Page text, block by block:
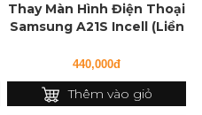
Thay Màn Hình Điện Thoại
Samsung A21S Incell (Liền
440,000đ
Thêm vào giỏ